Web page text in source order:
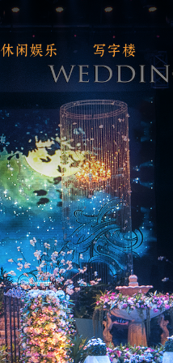
休闲娱乐 写字楼